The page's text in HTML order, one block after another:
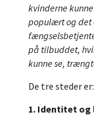
kvinderne
populært og det
på tilbuddet,
kunne se,
De tre steder er:
1. Identitet